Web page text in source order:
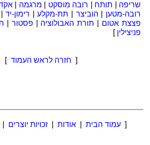
שריפה
תותח רובה מוסקט מרגמה |
רובה-מטען
הוביצר תת-מקלע| רימון-יד
פצצת אטום
תורת האבולוציה פסטור
פניצילין ]
[ חזרה לראש העמוד ]
[ עמוד הבית אודות זכויות יוצרים